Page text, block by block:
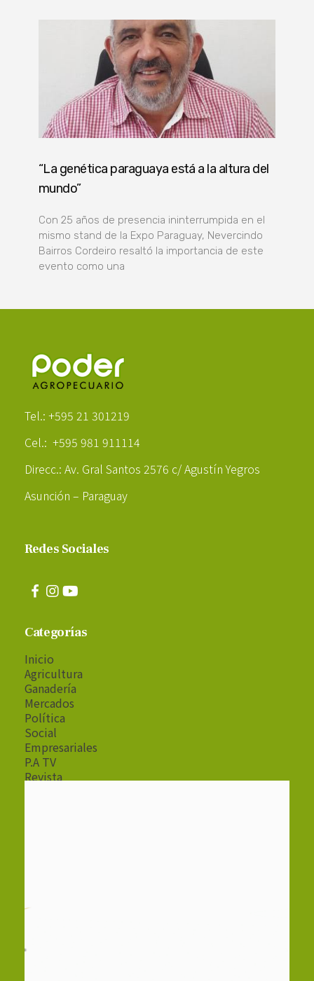
“La genética paraguaya está a la altura del
mundo”
Con 25 años de presencia ininterrumpida en el
mismo stand de la Expo Paraguay, Nevercindo
Bairros Cordeiro resaltó la importancia de este
evento como una
Tel.: +595 21 301219
Cel.: +595 981 911114
Direcc.: Av. Gral Santos 2576 c/ Agustín Yegros
Asunción – Paraguay
Redes Sociales
Categorías
Inicio
Agricultura
Ganadería
Mercados
Política
Social
Empresariales
P.A TV
Revista